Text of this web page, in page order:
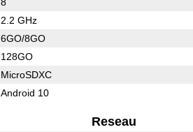
2.2 GHz
6GO/8GO
128GO
MicroSDXC
Android 10
Reseau